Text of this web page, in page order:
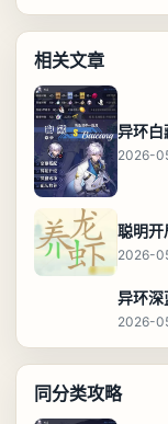
相关文章
2026-
2026-
异环深
2026-
同分类攻略